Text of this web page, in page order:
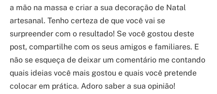
a mão na massa e criar a sua decoração de Natal
artesanal. Tenho certeza de que você vai se
surpreender com o resultado! Se você gostou deste
post, compartilhe com os seus amigos e familiares. E
não se esqueça de deixar um comentário me contando
quais ideias você mais gostou e quais você pretende
colocar em prática. Adoro saber a sua opinião!